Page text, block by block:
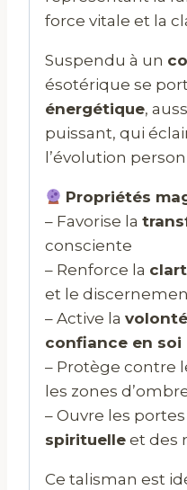
force vitale et la
Suspendu à un
ésotérique se
énergétique,
puissant, qui
l’évolution
Propriétés
– Favorise la
consciente
– Renforce la
et le
– Active la
confiance en soi
– Protège contre
les zones
– Ouvre les
spirituelle et des
Ce talisman est